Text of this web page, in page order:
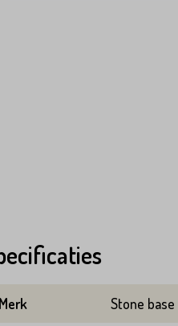
Merk Stone base